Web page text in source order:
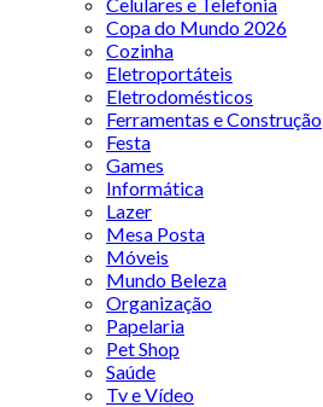
Copa do Mundo 2026
Cozinha
Eletroportáteis
Eletrodomésticos
Ferramentas e Construção
Festa
Games
Informática
Lazer
Mesa Posta
Móveis
Mundo Beleza
Organização
Papelaria
Pet Shop
Saúde
Tv e Vídeo